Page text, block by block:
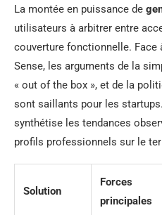
La montée en puissance de
utilisateurs à arbitrer entre
couverture fonctionnelle. Face
Sense, les arguments de la
« out of the box », et de la
sont saillants pour les
synthétise les tendances
profils professionnels sur le
Solution
Forces
principales